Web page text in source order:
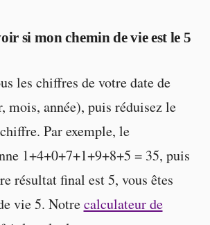
si mon chemin de vie est le 5
les chiffres de votre date de
mois, année), puis réduisez le
Par exemple, le
1+4+0+7+1+9+8+5 = 35, puis
résultat final est 5, vous êtes
vie 5. Notrecalculateur de